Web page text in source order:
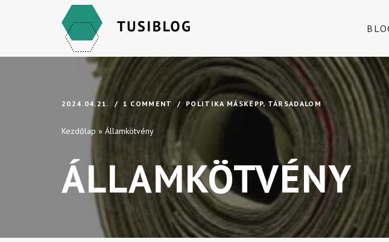
2024.04.21. 1 COMMENT POLITIKA MÁSKÉPP, TÁRSADALOM
Kezdőlap » Államkötvény
ÁLLAMKÖTVÉNY